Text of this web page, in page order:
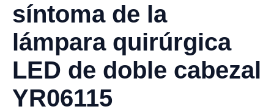
síntoma de la
lámpara quirúrgica
LED de doble cabezal
YR06115